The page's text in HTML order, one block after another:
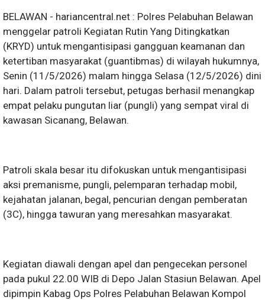
BELAWAN - hariancentral.net : Polres Pelabuhan Belawan
menggelar patroli Kegiatan Rutin Yang Ditingkatkan
(KRYD) untuk mengantisipasi gangguan keamanan dan
ketertiban masyarakat (guantibmas) di wilayah hukumnya,
Senin (11/5/2026) malam hingga Selasa (12/5/2026) dini
hari. Dalam patroli tersebut, petugas berhasil menangkap
empat pelaku pungutan liar (pungli) yang sempat viral di
kawasan Sicanang, Belawan.
Patroli skala besar itu difokuskan untuk mengantisipasi
aksi premanisme, pungli, pelemparan terhadap mobil,
kejahatan jalanan, begal, pencurian dengan pemberatan
(3C), hingga tawuran yang meresahkan masyarakat.
Kegiatan diawali dengan apel dan pengecekan personel
pada pukul 22.00 WIB di Depo Jalan Stasiun Belawan. Apel
dipimpin Kabag Ops Polres Pelabuhan Belawan Kompol